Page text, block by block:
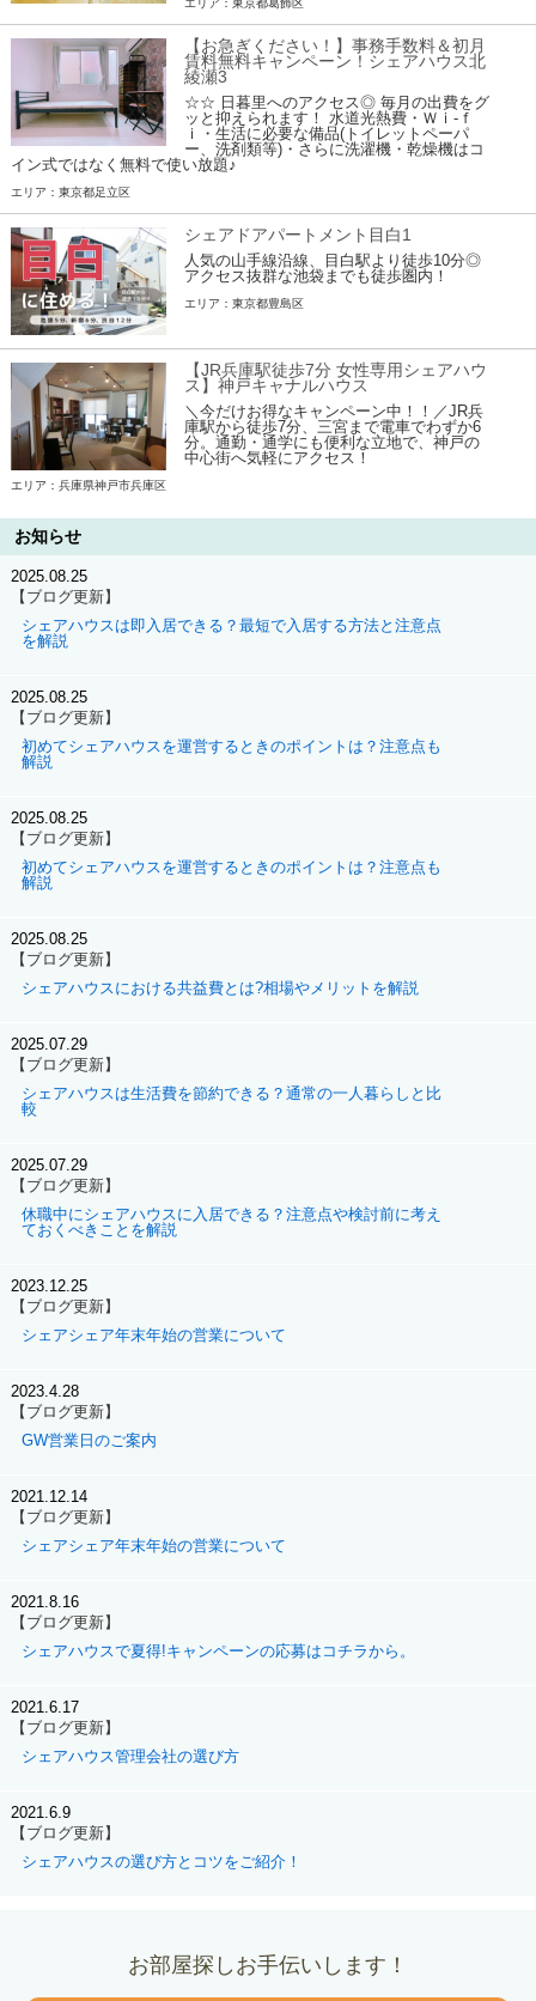
エリア：東京都葛飾区
【お急ぎください！】事務手数料＆初月
賃料無料キャンペーン！シェアハウス北
綾瀬3
☆☆ 日暮里へのアクセス◎ 毎月の出費をグ
ッと抑えられます！ 水道光熱費・Ｗｉ-ｆ
ｉ・生活に必要な備品(トイレットペーパ
ー、洗剤類等)・さらに洗濯機・乾燥機はコ
イン式ではなく無料で使い放題♪
エリア：東京都足立区
シェアドアパートメント目白1
人気の山手線沿線、目白駅より徒歩10分◎
アクセス抜群な池袋までも徒歩圏内！
エリア：東京都豊島区
【JR兵庫駅徒歩7分 女性専用シェアハウ
ス】神戸キャナルハウス
＼今だけお得なキャンペーン中！！／JR兵
庫駅から徒歩7分、三宮まで電車でわずか6
分。通勤・通学にも便利な立地で、神戸の
中心街へ気軽にアクセス！
エリア：兵庫県神戸市兵庫区
お知らせ
2025.08.25
【ブログ更新】
シェアハウスは即入居できる？最短で入居する方法と注意点
を解説
2025.08.25
【ブログ更新】
初めてシェアハウスを運営するときのポイントは？注意点も
解説
2025.08.25
【ブログ更新】
初めてシェアハウスを運営するときのポイントは？注意点も
解説
2025.08.25
【ブログ更新】
シェアハウスにおける共益費とは?相場やメリットを解説
2025.07.29
【ブログ更新】
シェアハウスは生活費を節約できる？通常の一人暮らしと比
較
2025.07.29
【ブログ更新】
休職中にシェアハウスに入居できる？注意点や検討前に考え
ておくべきことを解説
2023.12.25
【ブログ更新】
シェアシェア年末年始の営業について
2023.4.28
【ブログ更新】
GW営業日のご案内
2021.12.14
【ブログ更新】
シェアシェア年末年始の営業について
2021.8.16
【ブログ更新】
シェアハウスで夏得!キャンペーンの応募はコチラから。
2021.6.17
【ブログ更新】
シェアハウス管理会社の選び方
2021.6.9
【ブログ更新】
シェアハウスの選び方とコツをご紹介！
お部屋探しお手伝いします！